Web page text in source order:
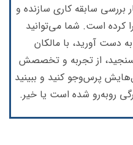
بررسی سابقه‌ کاری سازنده و
کرده است. شما می‌توانید
دست آورید، با مالکان
از تجربه و تخصصش
پرس‌وجو کنید و ببینید
رو‌به‌رو شده است یا خیر.